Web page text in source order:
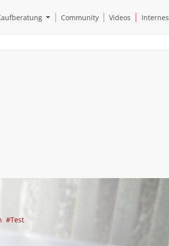
SubmenuOpen Kaufberatung Submenu
Community Videos Internes
#Test